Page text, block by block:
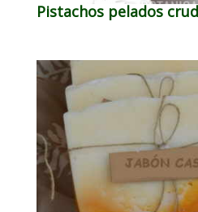
Pistachos pelados